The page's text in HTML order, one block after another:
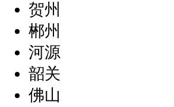
贺州
郴州
河源
韶关
佛山